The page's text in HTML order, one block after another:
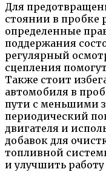
Для
стоянии в пробке
определенные
поддержания
регулярный
сцепления
Также стоит
автомобиля в
пути с меньшими
периодический
двигателя и
добавок для
топливной
и улучшить работу